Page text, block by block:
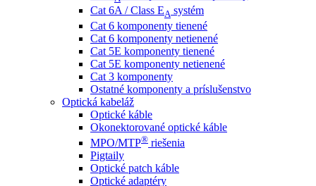
Cat 6A / Class EA systém
Cat 6 komponenty tienené
Cat 6 komponenty netienené
Cat 5E komponenty tienené
Cat 5E komponenty netienené
Cat 3 komponenty
Ostatné komponenty a príslušenstvo
Optická kabeláž
Optické káble
Okonektorované optické káble
MPO/MTP® ​ riešenia
Pigtaily
Optické patch káble
Optické adaptéry